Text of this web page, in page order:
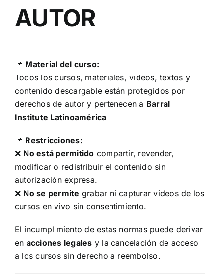
AUTOR
📌 Material del curso:
Todos los cursos, materiales, videos, textos y
contenido descargable están protegidos por
derechos de autor y pertenecen a Barral
Institute Latinoamérica
📌 Restricciones:
❌ No está permitido compartir, revender,
modificar o redistribuir el contenido sin
autorización expresa.
❌ No se permite grabar ni capturar videos de los
cursos en vivo sin consentimiento.
El incumplimiento de estas normas puede derivar
en acciones legales y la cancelación de acceso
a los cursos sin derecho a reembolso.